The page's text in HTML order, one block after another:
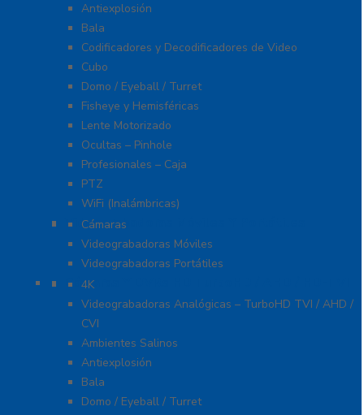
Antiexplosión
Bala
Codificadores y Decodificadores de Video
Cubo
Domo / Eyeball / Turret
Fisheye y Hemisféricas
Lente Motorizado
Ocultas – Pinhole
Profesionales – Caja
PTZ
WiFi (Inalámbricas)
Videograbadoras Móviles Y Portátiles
Cámaras
Videograbadoras Móviles
Videograbadoras Portátiles
Cámaras Y DVRs HD TurboHD / AHD / HD-TVI
4K
Videograbadoras Analógicas – TurboHD TVI / AHD /
CVI
Ambientes Salinos
Antiexplosión
Bala
Domo / Eyeball / Turret